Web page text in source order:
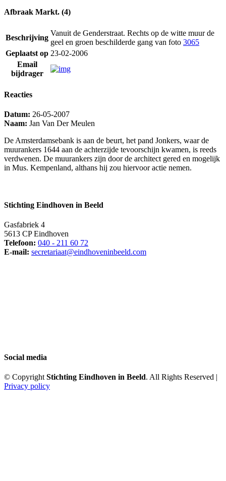
Afbraak Markt. (4)
Beschrijving
Vanuit de Genderstraat. Rechts op de witte muur de
geel en groen beschilderde gang van foto 3065
Geplaatst op 23-02-2006
Email
bijdrager
Reacties
Datum: 26-05-2007
Naam: Jan Van Der Meulen
De Amsterdamsebank is aan de beurt, het pand Jonkers, waar de
muurankers 1644 aan de achterzijde tevoorschijn kwamen, is reeds
verdwenen. De muurankers zijn door de architect gered en mogelijk
in Mus. Kempenland, althans hij zou hiervoor actie nemen.
Stichting Eindhoven in Beeld
Gasfabriek 4
5613 CP Eindhoven
Telefoon: 040 - 211 60 72
E-mail: secretariaat@eindhoveninbeeld.com
Social media
© CopyrightStichting Eindhoven in Beeld. All Rights Reserved |
Privacy policy